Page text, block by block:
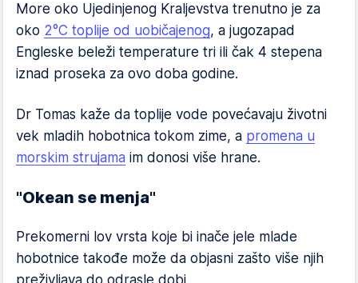
More oko Ujedinjenog Kraljevstva trenutno je za
oko 2°C toplije od uobičajenog, a jugozapad
Engleske beleži temperature tri ili čak 4 stepena
iznad proseka za ovo doba godine.
Dr Tomas kaže da toplije vode povećavaju životni
vek mladih hobotnica tokom zime, a promena u
morskim strujama im donosi više hrane.
"Okean se menja"
Prekomerni lov vrsta koje bi inače jele mlade
hobotnice takođe može da objasni zašto više njih